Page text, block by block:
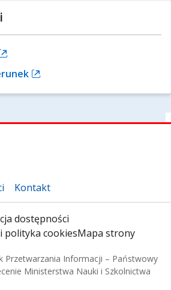
Kontakt
dostępności
polityka cookiesMapa strony
Przetwarzania Informacji – Państwowy
Ministerstwa Nauki i Szkolnictwa